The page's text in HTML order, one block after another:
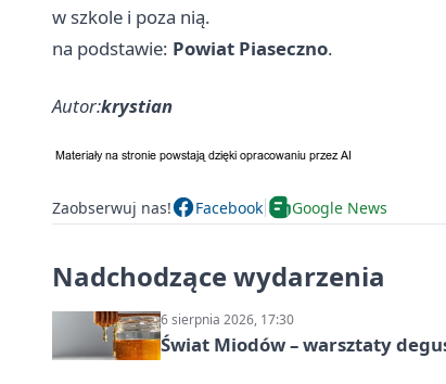
w szkole i poza nią.
na podstawie: Powiat Piaseczno.
Autor:krystian
Zaobserwuj nas! Facebook Google News
Nadchodzące wydarzenia
6 sierpnia 2026, 17:30
Świat Miodów – warsztaty